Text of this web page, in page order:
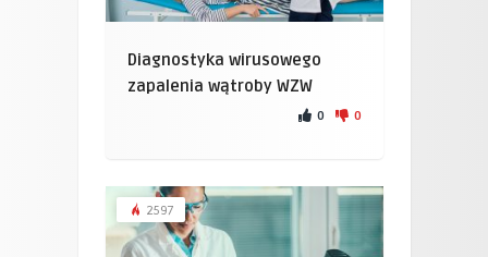
Diagnostyka wirusowego
zapalenia wątroby WZW
0 0
2597